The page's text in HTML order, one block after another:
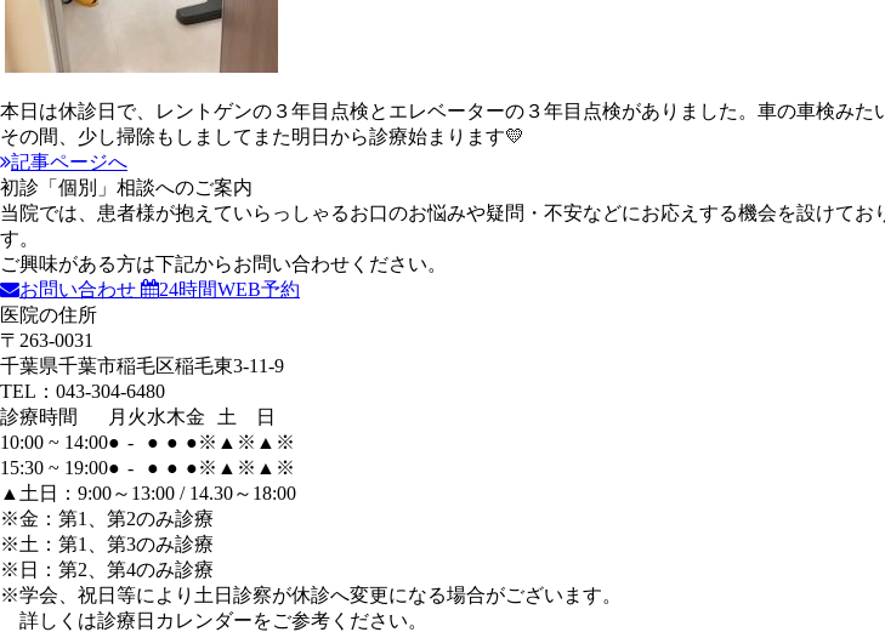
本日は休診日で、レントゲンの３年目点検とエレベーターの３年目点検がありました。車の車検みた
その間、少し掃除もしましてまた明日から診療始まります💛
記事ページへ
初診「個別」相談へのご案内
当院では、患者様が抱えていらっしゃるお口のお悩みや疑問・不安などにお応えする機会を設けて
す。
ご興味がある方は下記からお問い合わせください。
お問い合わせ
24時間WEB予約
医院の住所
〒263-0031
千葉県千葉市稲毛区稲毛東3-11-9
TEL：043-304-6480
診療時間
月 火水木金 土
日
10:00 ~ 14:00● - ● ● ●※ ▲ ※ ▲ ※
15:30 ~ 19:00● - ● ● ●※ ▲ ※ ▲ ※
▲土日：9:00～13:00 / 14.30～18:00
※金：第1、第2のみ診療
※土：第1、第3のみ診療
※日：第2、第4のみ診療
※学会、祝日等により土日診察が休診へ変更になる場合がございます。
詳しくは診療日カレンダーをご参考ください。